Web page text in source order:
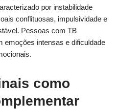
por instabilidade
conflituosas, impulsividade e
Pessoas com TB
emoções intensas e dificuldade
como